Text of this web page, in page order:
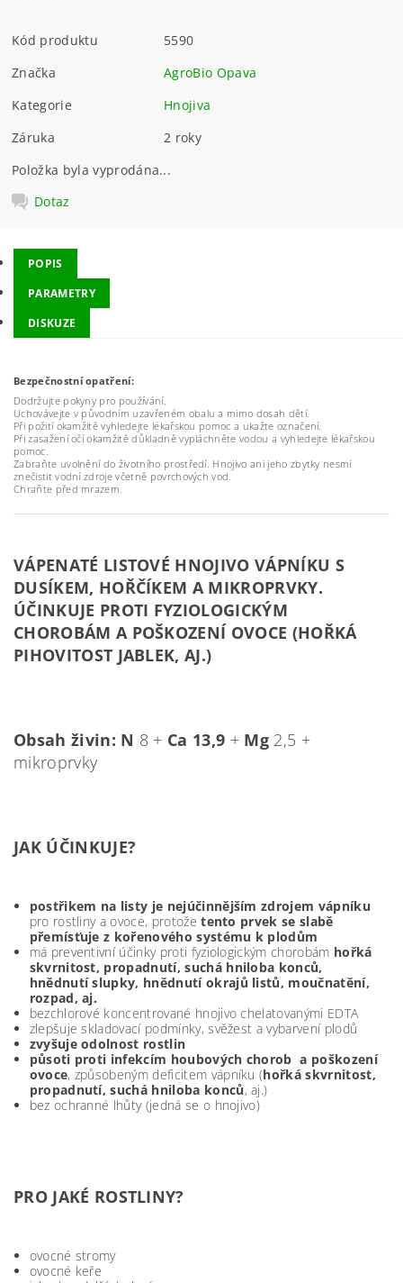
Kód produktu
5590
Značka
AgroBio Opava
Kategorie
Hnojiva
Záruka
2 roky
Položka byla vyprodána...
Dotaz
POPIS
PARAMETRY
DISKUZE
Bezpečnostní opatření:
Dodržujte pokyny pro používání.
Uchovávejte v původním uzavřeném obalu a mimo dosah dětí.
Při požití okamžitě vyhledejte lékařskou pomoc a ukažte označení.
Při zasažení očí okamžitě důkladně vypláchněte vodou a vyhledejte lékařskou
pomoc.
Zabraňte uvolnění do životního prostředí. Hnojivo ani jeho zbytky nesmí
znečistit vodní zdroje včetně povrchových vod.
Chraňte před mrazem.
VÁPENATÉ LISTOVÉ HNOJIVO VÁPNÍKU S
DUSÍKEM, HOŘČÍKEM A MIKROPRVKY.
ÚČINKUJE PROTI FYZIOLOGICKÝM
CHOROBÁM A POŠKOZENÍ OVOCE (HOŘKÁ
PIHOVITOST JABLEK, AJ.)
Obsah živin: N 8 + Ca 13,9 + Mg2,5 +
mikroprvky
JAK ÚČINKUJE?
postřikem na listy je nejúčinnějším zdrojem vápníku
pro rostliny a ovoce, protožetento prvek se slabě
přemísťuje z kořenového systému k plodům
má preventivní účinky proti fyziologickým chorobám hořká
skvrnitost, propadnutí, suchá hniloba konců,
hnědnutí slupky, hnědnutí okrajů listů, moučnatění,
rozpad, aj.
bezchlorové koncentrované hnojivo chelatovanými EDTA
zlepšuje skladovací podmínky, svěžest a vybarvení plodů
zvyšuje odolnost rostlin
půsoti proti infekcím houbových chorob a poškození
ovoce, způsobeným deficitem vápníku (hořká skvrnitost,
propadnutí, suchá hniloba konců, aj.)
bez ochranné lhůty (jedná se o hnojivo)
PRO JAKÉ ROSTLINY?
ovocné stromy
ovocné keře